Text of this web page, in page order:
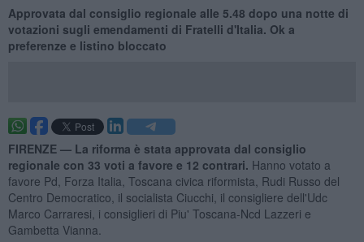
Approvata dal consiglio regionale alle 5.48 dopo una notte di
votazioni sugli emendamenti di Fratelli d'Italia. Ok a
preferenze e listino bloccato
FIRENZE — La riforma è stata approvata dal consiglio
regionale con 33 voti a favore e 12 contrari. Hanno votato a
favore Pd, Forza Italia, Toscana civica riformista, Rudi Russo del
Centro Democratico, il socialista Ciucchi, il consigliere dell'Udc
Marco Carraresi, i consiglieri di Piu' Toscana-Ncd Lazzeri e
Gambetta Vianna.